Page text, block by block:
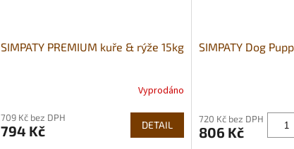
SIMPATY PREMIUM kuře & rýže 15kg
produktu
je
Vyprodáno
709 Kč bez DPH
794 Kč DETAIL
SIMPATY Dog
produktu
je
720 Kč bez DPH
806 Kč